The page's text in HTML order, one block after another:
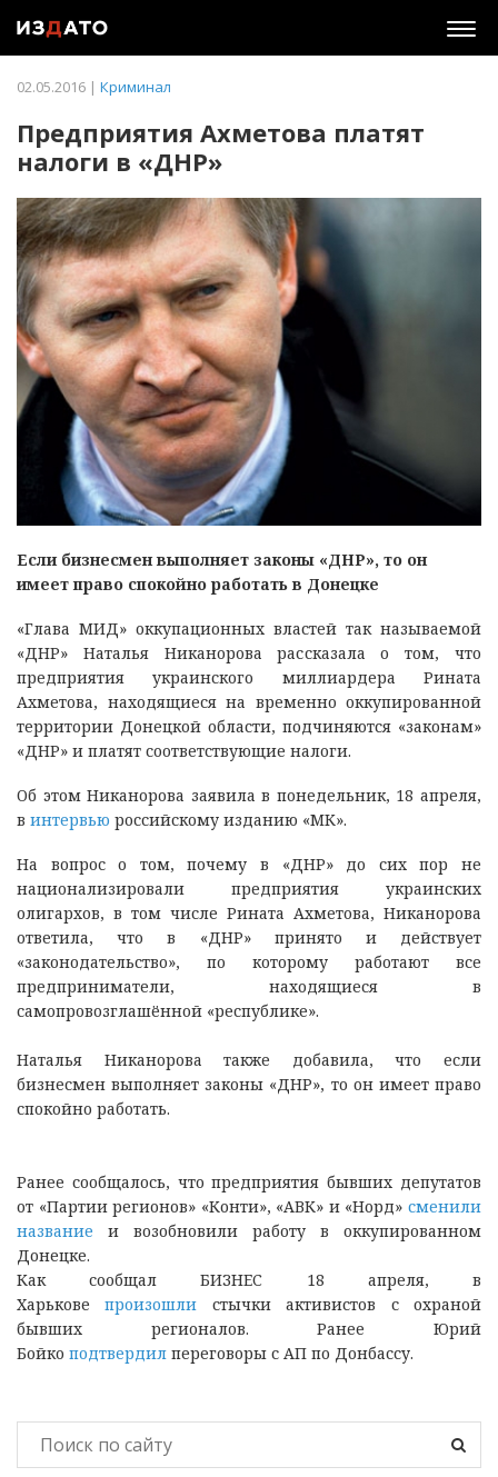
02.05.2016 | Криминал
Предприятия Ахметова платят
налоги в «ДНР»
Если бизнесмен выполняет законы «ДНР», то он
имеет право спокойно работать в Донецке
«Глава МИД» оккупационных властей так называемой
«ДНР» Наталья Никанорова рассказала о том, что
предприятия украинского миллиардера Рината
Ахметова, находящиеся на временно оккупированной
территории Донецкой области, подчиняются «законам»
«ДНР» и платят соответствующие налоги.
Об этом Никанорова заявила в понедельник, 18 апреля,
в интервью российскому изданию «МК».
На вопрос о том, почему в «ДНР» до сих пор не
национализировали предприятия украинских
олигархов, в том числе Рината Ахметова, Никанорова
ответила, что в «ДНР» принято и действует
«законодательство», по которому работают все
предприниматели, находящиеся в
самопровозглашённой «республике».
Наталья Никанорова также добавила, что если
бизнесмен выполняет законы «ДНР», то он имеет право
спокойно работать.
Ранее сообщалось, что предприятия бывших депутатов
от «Партии регионов» «Конти», «АВК» и «Норд» сменили
название и возобновили работу в оккупированном
Донецке.
Как сообщал БИЗНЕС 18 апреля, в
Харьковепроизошли стычки активистов с охраной
бывших регионалов. Ранее Юрий
Бойко подтвердил переговоры с АП по Донбассу.